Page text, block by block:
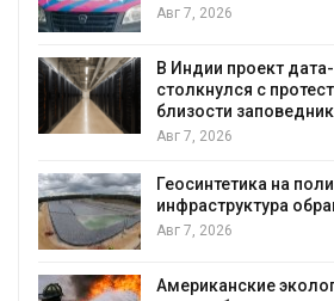
Авг 7, 2026
В Индии проект
столкнулся с
близости
Авг 7, 2026
Геосинтетика на
инфраструктура
Авг 7, 2026
Американские